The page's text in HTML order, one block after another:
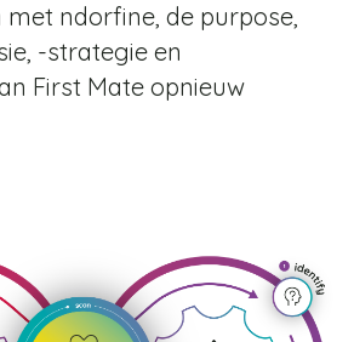
met ndorfine, de purpose,
-strategie en
First Mate opnieuw